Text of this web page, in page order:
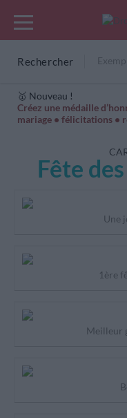
Rechercher
🥇 Nouveau !
Créez une médaille
mariage • félicitations •
Cartes Hiver
Fête
Une
1ère
Meilleur